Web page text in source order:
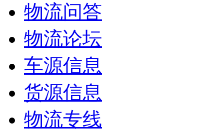
物流问答
物流论坛
车源信息
货源信息
物流专线